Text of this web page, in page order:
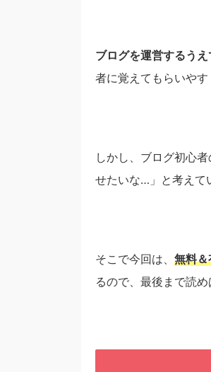
ブログを運営するうえ
者に覚えてもらいやす
しかし、ブログ初心
せたいな…」と考えて
そこで今回は、 無料
るので、最後まで読